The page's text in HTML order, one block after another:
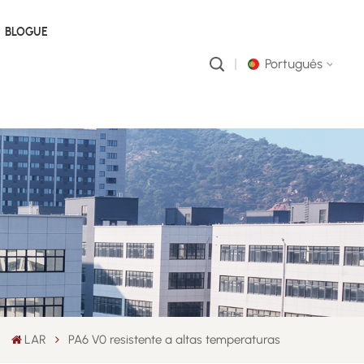
BLOGUE
Português
English
русский
português
العربية
中文
LAR PA6 V0 resistente a altas temperaturas